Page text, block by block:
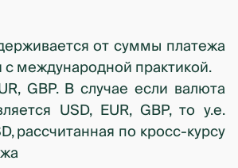
от суммы платежа
с международной практикой.
GBP. В случае если валюта
USD, EUR, GBP, то у.е.
рассчитанная по кросс-курсу